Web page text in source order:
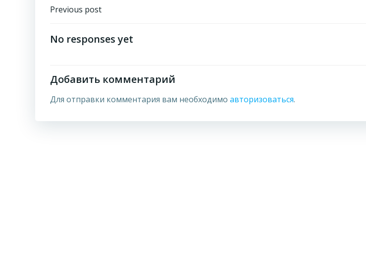
Навигация
по
Previous post
No responses yet
Добавить комментарий
Для отправки комментария вам необходимо авторизоваться.